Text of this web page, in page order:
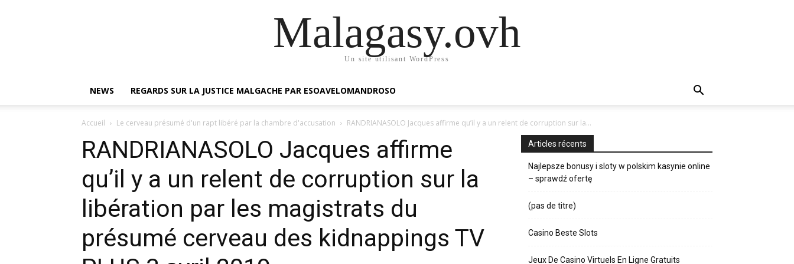
Malagasy.ovh
Un site utilisant WordPress
NEWS REGARDS SUR LA JUSTICE MALGACHE PAR ESOAVELOMANDROSO
Accueil Le cerveau présumé d'un rapt libéré par la chambre d'accusation RANDRIANASOLO Jacques affirme qu’il y a un relent de corruption sur la...
RANDRIANASOLO Jacques affirme
qu’il y a un relent de corruption sur la
libération par les magistrats du
présumé cerveau des kidnappings TV
Articles récents
Najlepsze bonusy i sloty w polskim kasynie online
– sprawdź ofertę
(pas de titre)
Casino Beste Slots
Jeux De Casino Virtuels En Ligne Gratuits